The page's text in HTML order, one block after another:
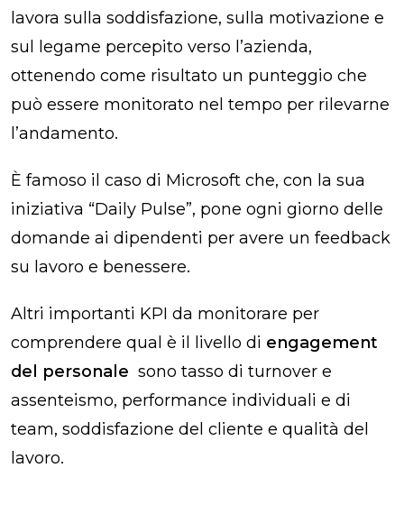
lavora sulla soddisfazione, sulla motivazione e
sul legame percepito verso l’azienda,
ottenendo come risultato un punteggio che
può essere monitorato nel tempo per rilevarne
l’andamento.
È famoso il caso di Microsoft che, con la sua
iniziativa “Daily Pulse”, pone ogni giorno delle
domande ai dipendenti per avere un feedback
su lavoro e benessere.
Altri importanti KPI da monitorare per
comprendere qual è il livello di engagement
del personale sono tasso di turnover e
assenteismo, performance individuali e di
team, soddisfazione del cliente e qualità del
lavoro.